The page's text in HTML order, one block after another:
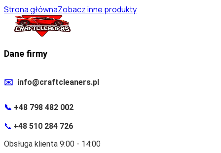
Strona głównaZobacz inne produkty
Dane firmy
✉️ info@craftcleaners.pl
📞 +48 798 482 002
📞 +48 510 284 726
Obsługa klienta 9:00 - 14:00